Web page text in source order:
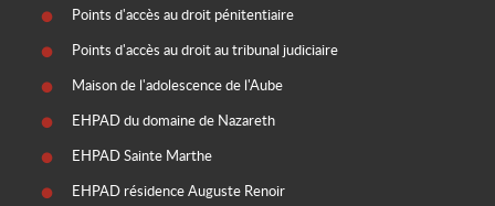
Points d'accès au droit pénitentiaire
Points d'accès au droit au tribunal judiciaire
Maison de l'adolescence de l'Aube
EHPAD du domaine de Nazareth
EHPAD Sainte Marthe
EHPAD résidence Auguste Renoir